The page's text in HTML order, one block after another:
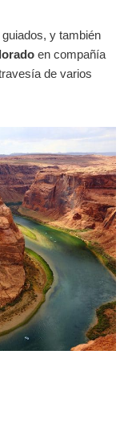
y también
en compañía
de varios